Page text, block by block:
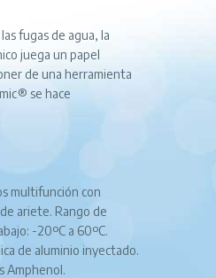
fugas de agua, la
juega un papel
de una herramienta
se hace
multifunción con
ariete. Rango de
-20ºC a 60ºC.
de aluminio inyectado.
Amphenol.